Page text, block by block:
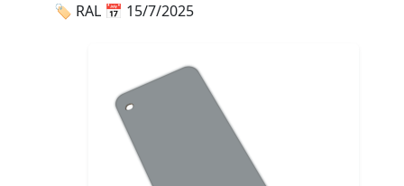
🏷 RAL 📅 15/7/2025